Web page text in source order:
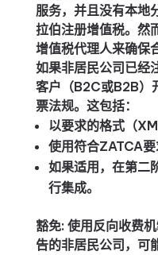
服务，并且没有本地
拉伯注册增值税。然
增值税代理人来确保
如果非居民公司已经
客户（B2C或B2B）
票法规。这包括：
以要求的格式（
使用符合ZATCA要
如果适用，在第二
行集成。
豁免: 使用反向收费
告的非居民公司，可